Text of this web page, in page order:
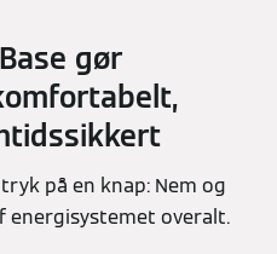
gør
på en knap: Nem og
overalt.